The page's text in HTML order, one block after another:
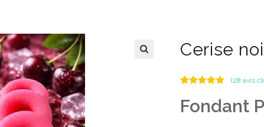
Cerise
sur 5
basé sur
(28 avis
Fondant